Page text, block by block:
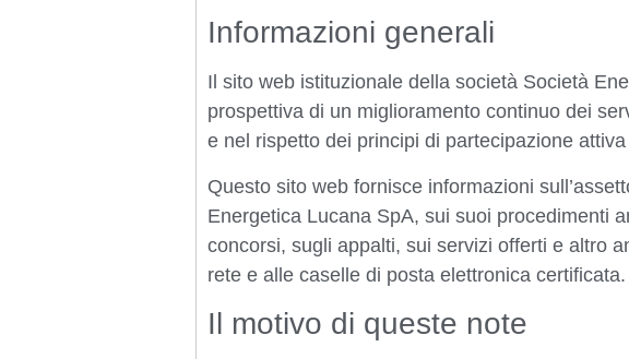
Informazioni generali
Il sito web istituzionale della società Società
prospettiva di un miglioramento continuo dei
e nel rispetto dei principi di partecipazione
Questo sito web fornisce informazioni
Energetica Lucana SpA, sui suoi procedimenti
concorsi, sugli appalti, sui servizi offerti e altro
rete e alle caselle di posta elettronica certificata.
Il motivo di queste note